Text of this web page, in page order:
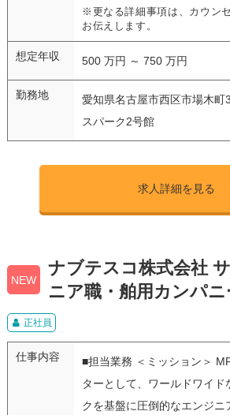
※更なる詳細事項は、カウン
お伝えします。
想定年収 500 万円 ～ 750 万円
勤務地
愛知県名古屋市西区市場木町
スパーク2号館
求人詳細を見る
NEW
ナブテスコ株式会社
ニア職・舶用カンパ
正社員
仕事内容
■担当業務 ＜ミッション＞
ターとして、ワールドワイド
クを基盤に圧倒的なエンジ